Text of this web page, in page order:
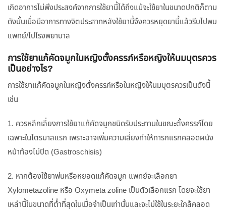
เกิดอาการไม่พึงประสงค์จากการใช้ยานี้ได้ถึงแม้จะใช้ยาในขนาดปกติก็ตาม
ดังนั้นเมื่อมีอาการทางจิตประสาทหลังใช้ยานี้จึงควรหยุดยานี้แล้วรีบไปพบ
แพทย์/ไปโรงพยาบาล
การใช้ยาแก้คัดจมูกในหญิงตั้งครรภ์หรือหญิงให้นมบุตรควร
เป็นอย่างไร?
การใช้ยาแก้คัดจมูกในหญิงตั้งครรภ์หรือในหญิงให้นมบุตรควรเป็นดังนี้
เช่น
1. ควรหลีกเลี่ยงการใช้ยาแก้คัดจมูกชนิดรับประทานในขณะตั้งครรภ์โดย
เฉพาะในไตรมาสแรก เพราะอาจเพิ่มความเสี่ยงทำให้ทารกแรกคลอดผนัง
หน้าท้องไม่ปิด (Gastroschisis)
2. หากต้องใช้ยาพ่นหรือหยอดแก้คัดจมูก แพทย์จะเลือกยา
Xylometazoline หรือ Oxymeta zoline เป็นตัวเลือกแรก โดยจะใช้ยา
เหล่านี้ในขนาดที่ต่ำที่สุดในเมื่อจำเป็นเท่านั้นและจะไม่ใช้ในระยะใกล้คลอด